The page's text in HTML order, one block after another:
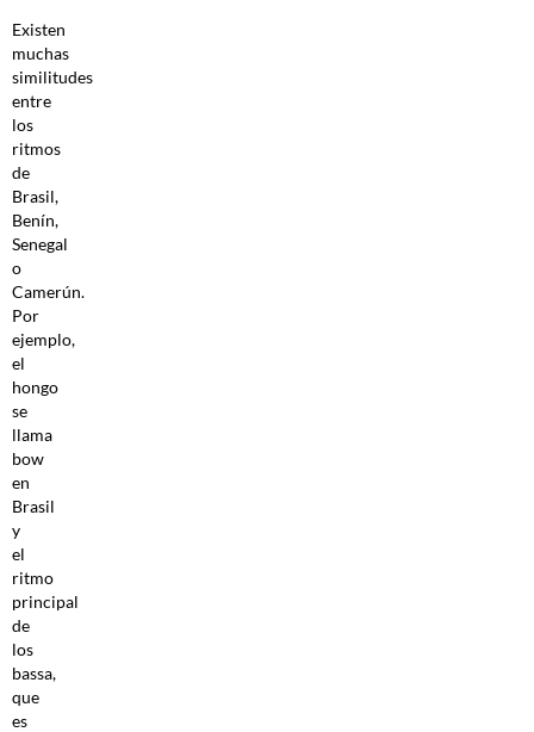
Existen
muchas
similitudes
entre
los
ritmos
de
Brasil,
Benín,
Senegal
o
Camerún.
Por
ejemplo,
el
hongo
se
llama
bow
en
Brasil
y
el
ritmo
principal
de
los
bassa,
que
es